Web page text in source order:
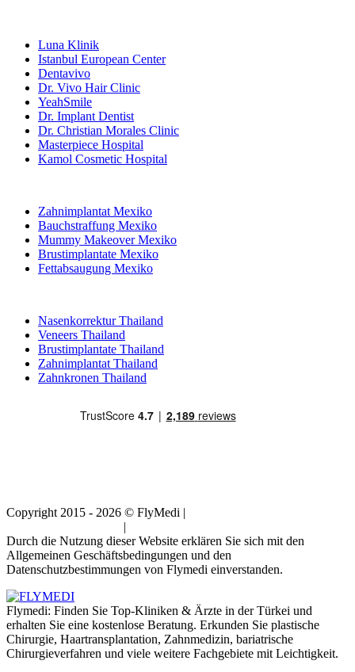
Luna Klinik
Istanbul European Center
Dentavivo
Dr. Vivo Hair Clinic
YeahSmile
Dr. Implant Dentist
Dr. Christian Morales Clinic
Masterpiece Hospital
Kamol Cosmetic Hospital
Zahnimplantat Mexiko
Bauchstraffung Mexiko
Mummy Makeover Mexiko
Brustimplantate Mexiko
Fettabsaugung Mexiko
Nasenkorrektur Thailand
Veneers Thailand
Brustimplantate Thailand
Zahnimplantat Thailand
Zahnkronen Thailand
Copyright 2015 - 2026 © FlyMedi |
|
Durch die Nutzung dieser Website erklären Sie sich mit den
Allgemeinen Geschäftsbedingungen und den
Datenschutzbestimmungen von Flymedi einverstanden.
Flymedi: Finden Sie Top-Kliniken & Ärzte in der Türkei und
erhalten Sie eine kostenlose Beratung. Erkunden Sie plastische
Chirurgie, Haartransplantation, Zahnmedizin, bariatrische
Chirurgieverfahren und viele weitere Fachgebiete mit Leichtigkeit.